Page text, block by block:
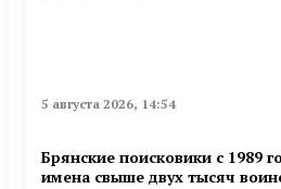
5 августа 2026, 14:54
Брянские поисковики с 1989
имена свыше двух тысяч